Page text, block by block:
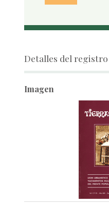
Detalles del registro
Imagen